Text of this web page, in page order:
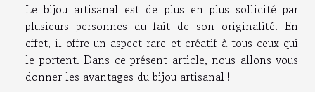
Le bijou artisanal est de plus en plus sollicité par
plusieurs personnes du fait de son originalité. En
effet, il offre un aspect rare et créatif à tous ceux qui
le portent. Dans ce présent article, nous allons vous
donner les avantages du bijou artisanal !